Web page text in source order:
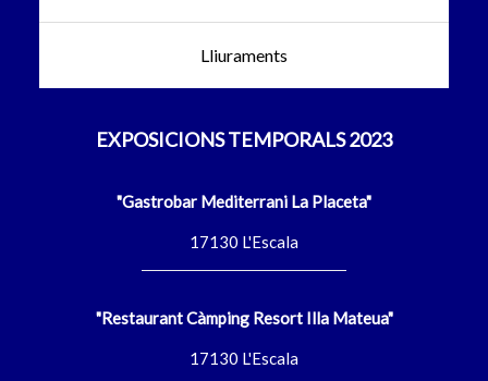
Lliuraments
EXPOSICIONS TEMPORALS 2023
"Gastrobar Mediterrani La Placeta"
17130 L'Escala
"Restaurant Càmping Resort Illa Mateua"
17130 L'Escala